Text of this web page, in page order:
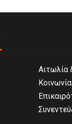
Αιτωλία
Κοινωνία